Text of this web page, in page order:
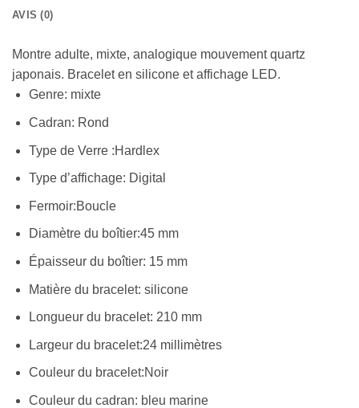
AVIS (0)
Montre adulte, mixte, analogique mouvement quartz
japonais. Bracelet en silicone et affichage LED.
Genre: mixte
Cadran: Rond
Type de Verre :Hardlex
Type d’affichage: Digital
Fermoir:Boucle
Diamètre du boîtier:45 mm
Épaisseur du boîtier: 15 mm
Matière du bracelet: silicone
Longueur du bracelet: 210 mm
Largeur du bracelet:24 millimètres
Couleur du bracelet:Noir
Couleur du cadran: bleu marine